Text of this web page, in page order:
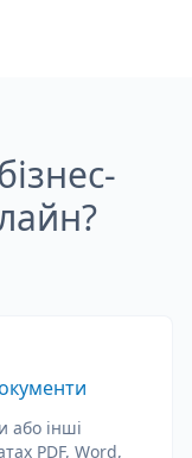
або інші
PDF, Word,